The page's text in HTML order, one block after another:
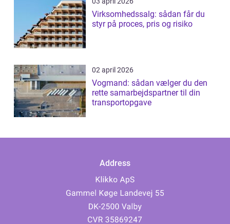
Virksomhedssalg: sådan får du
styr på proces, pris og risiko
02 april 2026
Vogmand: sådan vælger du den
rette samarbejdspartner til din
transportopgave
Address